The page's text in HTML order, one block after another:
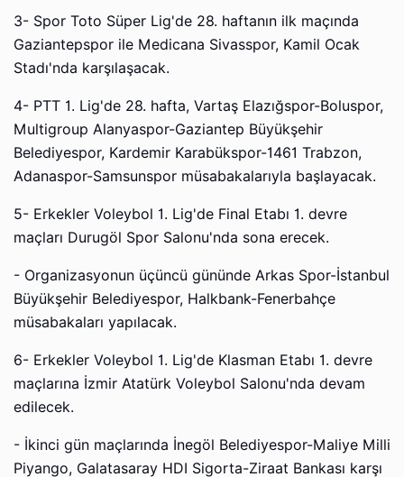
3- Spor Toto Süper Lig'de 28. haftanın ilk maçında
Gaziantepspor ile Medicana Sivasspor, Kamil Ocak
Stadı'nda karşılaşacak.
4- PTT 1. Lig'de 28. hafta, Vartaş Elazığspor-Boluspor,
Multigroup Alanyaspor-Gaziantep Büyükşehir
Belediyespor, Kardemir Karabükspor-1461 Trabzon,
Adanaspor-Samsunspor müsabakalarıyla başlayacak.
5- Erkekler Voleybol 1. Lig'de Final Etabı 1. devre
maçları Durugöl Spor Salonu'nda sona erecek.
- Organizasyonun üçüncü gününde Arkas Spor-İstanbul
Büyükşehir Belediyespor, Halkbank-Fenerbahçe
müsabakaları yapılacak.
6- Erkekler Voleybol 1. Lig'de Klasman Etabı 1. devre
maçlarına İzmir Atatürk Voleybol Salonu'nda devam
edilecek.
- İkinci gün maçlarında İnegöl Belediyespor-Maliye Milli
Piyango, Galatasaray HDI Sigorta-Ziraat Bankası karşı